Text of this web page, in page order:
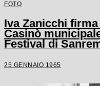
FOTO
Iva Zanicchi
Casinò
Festival di
25 GENNAIO 1965